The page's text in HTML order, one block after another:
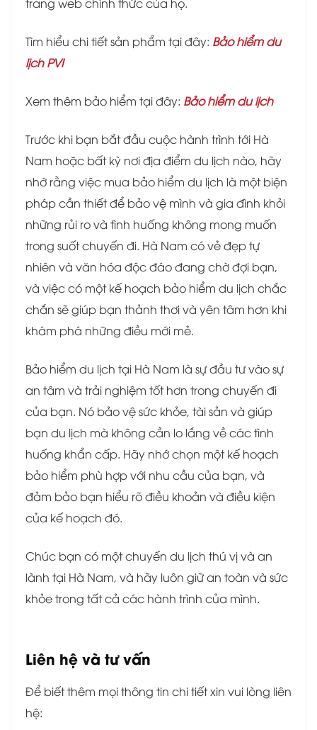
Tìm hiểu chi tiết sản phẩm tại đây: Bảo hiểm du
lịch PVI
Xem thêm bảo hiểm tại đây: Bảo hiểm du lịch
Trước khi bạn bắt đầu cuộc hành trình tới Hà
Nam hoặc bất kỳ nơi địa điểm du lịch nào, hãy
nhớ rằng việc mua bảo hiểm du lịch là một biện
pháp cần thiết để bảo vệ mình và gia đình khỏi
những rủi ro và tình huống không mong muốn
trong suốt chuyến đi. Hà Nam có vẻ đẹp tự
nhiên và văn hóa độc đáo đang chờ đợi bạn,
và việc có một kế hoạch bảo hiểm du lịch chắc
chắn sẽ giúp bạn thảnh thơi và yên tâm hơn khi
khám phá những điều mới mẻ.
Bảo hiểm du lịch tại Hà Nam là sự đầu tư vào sự
an tâm và trải nghiệm tốt hơn trong chuyến đi
của bạn. Nó bảo vệ sức khỏe, tài sản và giúp
bạn du lịch mà không cần lo lắng về các tình
huống khẩn cấp. Hãy nhớ chọn một kế hoạch
bảo hiểm phù hợp với nhu cầu của bạn, và
đảm bảo bạn hiểu rõ điều khoản và điều kiện
của kế hoạch đó.
Chúc bạn có một chuyến du lịch thú vị và an
lành tại Hà Nam, và hãy luôn giữ an toàn và sức
khỏe trong tất cả các hành trình của mình.
Liên hệ và tư vấn
Để biết thêm mọi thông tin chi tiết xin vui lòng liên
hệ: